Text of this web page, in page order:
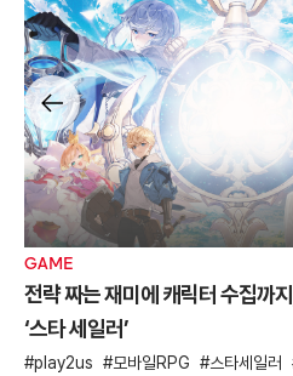
GAME
전략 짜는 재미에 캐릭터 수집까
‘스타 세일러’
play2us 모바일RPG 스타세일러